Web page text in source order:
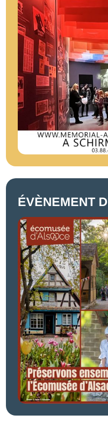
ÉVÈNEMENT